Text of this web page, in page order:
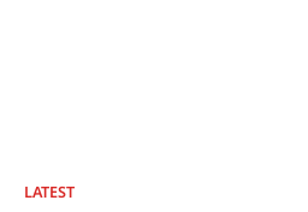
LATEST